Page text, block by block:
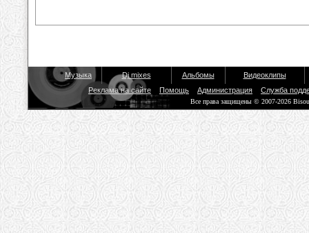
Музыка Dj mixes Альбомы
Видеоклипы
Реклама на сайте
Помощь Администрация Служба
Все права защищены © 2007-2026